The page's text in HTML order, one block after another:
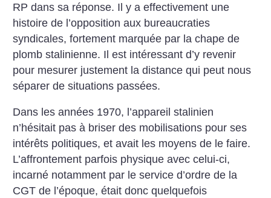
RP dans sa réponse. Il y a effectivement une
histoire de l’opposition aux bureaucraties
syndicales, fortement marquée par la chape de
plomb stalinienne. Il est intéressant d’y revenir
pour mesurer justement la distance qui peut nous
séparer de situations passées.
Dans les années 1970, l’appareil stalinien
n’hésitait pas à briser des mobilisations pour ses
intérêts politiques, et avait les moyens de le faire.
L’affrontement parfois physique avec celui-ci,
incarné notamment par le service d’ordre de la
CGT de l’époque, était donc quelquefois